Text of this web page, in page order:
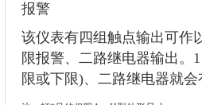
报警
该仪表有四组触点输出可作
限报警、二路继电器输出。
限或下限)、二路继电器就会